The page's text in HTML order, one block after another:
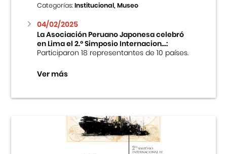
Categorías:Institucional, Museo
04/02/2025
La Asociación Peruano Japonesa celebró
en Lima el 2.º Simposio Internacion...:
Participaron 18 representantes de 10 países.
Ver más